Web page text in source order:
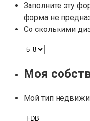
Заполните эту
форма не
Со сколькими
Моя
Мой тип